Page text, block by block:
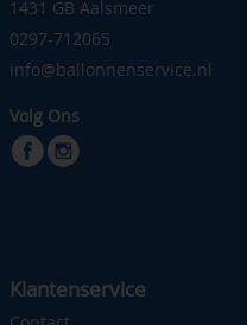
1431 GB Aalsmeer
0297-712065
info@ballonnenservice.nl
Volg Ons
Klantenservice